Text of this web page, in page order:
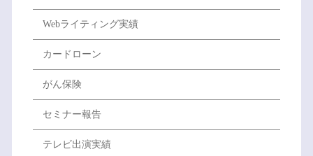
Webライティング実績
カードローン
がん保険
セミナー報告
テレビ出演実績